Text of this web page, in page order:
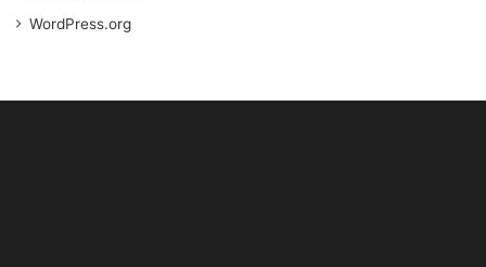
WordPress.org